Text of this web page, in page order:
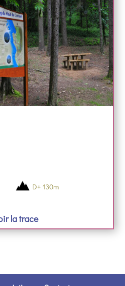
D+ 130m
la trace